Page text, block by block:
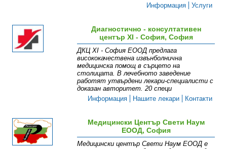
Информация
Услуги
Диагностично - консултативен
център XI - София, София
ДКЦ XI - София ЕООД предлага
висококачествена извънболнична
медицинска помощ в сърцето на
столицата. В лечебното заведение
работят утвърдени лекари-специалисти с
доказан авторитет. 20 специ
Информация
Нашите лекари Контакти
Медицински Център Свети Наум
ЕООД, София
Медицински център Свети Наум ЕООД е